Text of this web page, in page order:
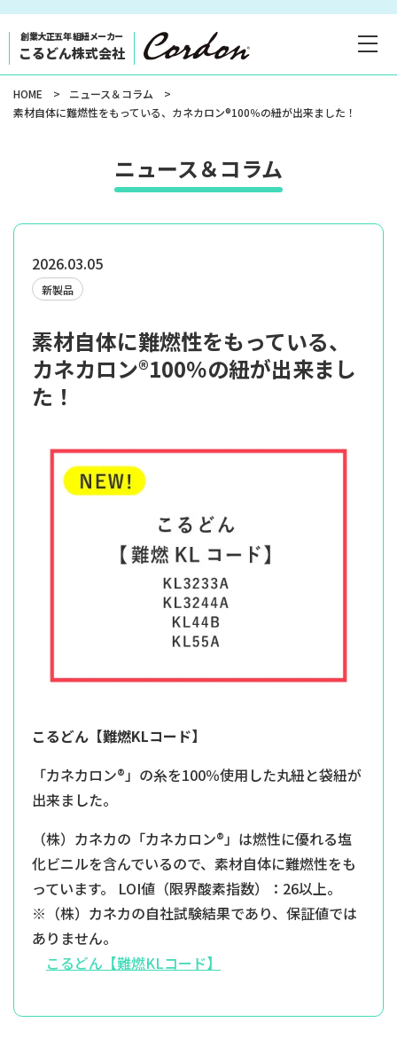
ンツに
進む
創業大正五年 組紐メーカー
こるどん株式会社
HOME
ニュース＆コラム
素材自体に難燃性をもっている、カネカロン®100％の紐が出来ました！
ニュース＆コラム
2026.03.05
新製品
素材自体に難燃性をもっている、
カネカロン®100％の紐が出来まし
た！
こるどん【難燃KLコード】
「カネカロン®」の糸を100％使用した丸紐と袋紐が
出来ました。
（株）カネカの「カネカロン®」は燃性に優れる塩
化ビニルを含んでいるので、素材自体に難燃性をも
っています。 LOI値（限界酸素指数）：26以上。
※（株）カネカの自社試験結果であり、保証値では
ありません。
こるどん【難燃KLコード】